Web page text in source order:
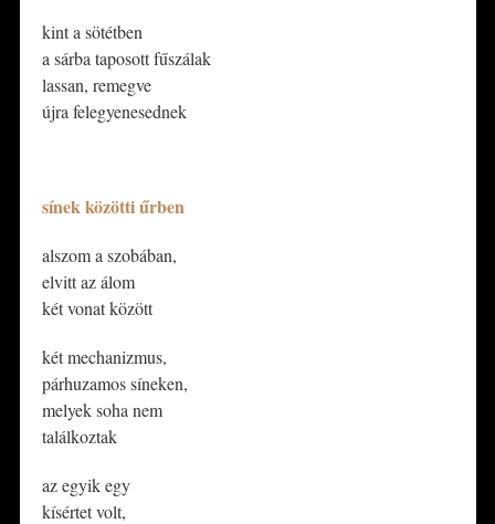
​kint a sötétben
a sárba taposott fűszálak
lassan, remegve
újra felegyenesednek
sínek közötti űrben
alszom a szobában,
elvitt az álom
két vonat között
két mechanizmus,
párhuzamos síneken,
melyek soha nem
találkoztak
az egyik egy
kísértet volt,